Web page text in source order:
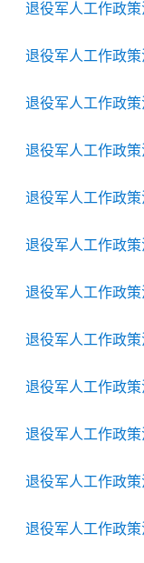
退役军人工作政
退役军人工作政
退役军人工作政
退役军人工作政
退役军人工作政
退役军人工作政
退役军人工作政
退役军人工作政
退役军人工作政
退役军人工作政
退役军人工作政
退役军人工作政